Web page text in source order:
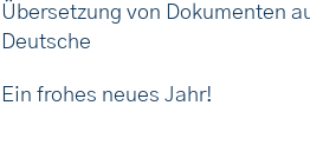
Übersetzung von Dokumenten
Deutsche
Ein frohes neues Jahr!